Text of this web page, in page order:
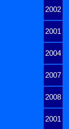
2002
2001
2004
2007
2008
2001